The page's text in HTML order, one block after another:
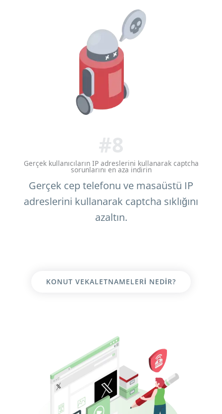
#8
Gerçek kullanıcıların IP adreslerini kullanarak captcha
sorunlarını en aza indirin
Gerçek cep telefonu ve masaüstü IP
adreslerini kullanarak captcha sıklığını
azaltın.
KONUT VEKALETNAMELERI NEDIR?